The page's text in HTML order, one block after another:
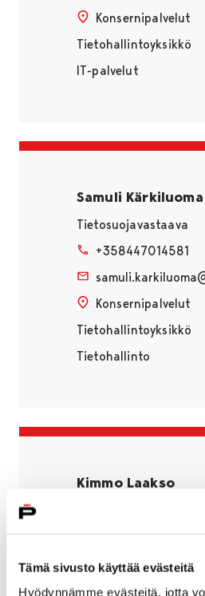
Tämä sivusto käyttää evästeitä
Hyödynnämme evästeitä, jotta
Konsernipalvelut
Tietohallintoyksikkö
IT-palvelut
Samuli Kärkiluoma
Tietosuojavastaava
+358447014581
Konsernipalvelut
Tietohallintoyksikkö
Tietohallinto
Kimmo Laakso
+358447014393
Konsernipalvelut